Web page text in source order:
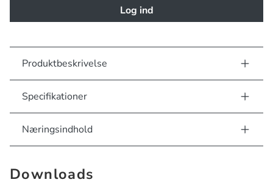
Log ind
Produktbeskrivelse
Specifikationer
Næringsindhold
Downloads